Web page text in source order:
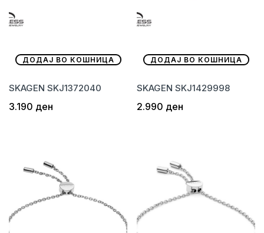
ДОДАЈ ВО КОШНИЦА
SKAGEN SKJ1372040
3.190 ден
ДОДАЈ ВО КОШНИЦА
SKAGEN SKJ1429998
2.990 ден